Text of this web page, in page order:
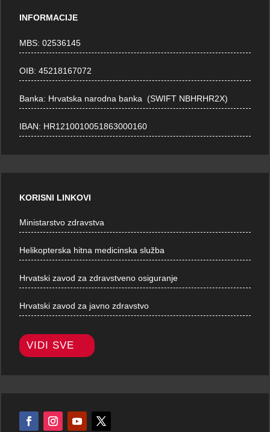
INFORMACIJE
MBS: 02536145
OIB: 45218167072
Banka: Hrvatska narodna banka (SWIFT NBHRHR2X)
IBAN: HR1210010051863000160
KORISNI LINKOVI
Ministarstvo zdravstva
Helikopterska hitna medicinska služba
Hrvatski zavod za zdravstveno osiguranje
Hrvatski zavod za javno zdravstvo
VIDI SVE